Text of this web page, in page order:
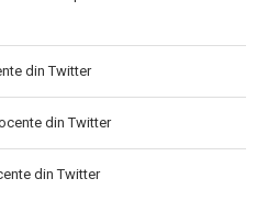
din Twitter
din Twitter
din Twitter